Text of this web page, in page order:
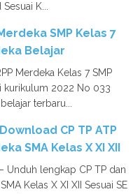
K...
SMP Kelas 7
Belajar
Merdeka Kelas 7 SMP
kurikulum 2022 No 033
terbaru...
CP TP ATP
SMA Kelas X XI XII
Unduh lengkap CP TP dan
Kelas X XI XII Sesuai SE